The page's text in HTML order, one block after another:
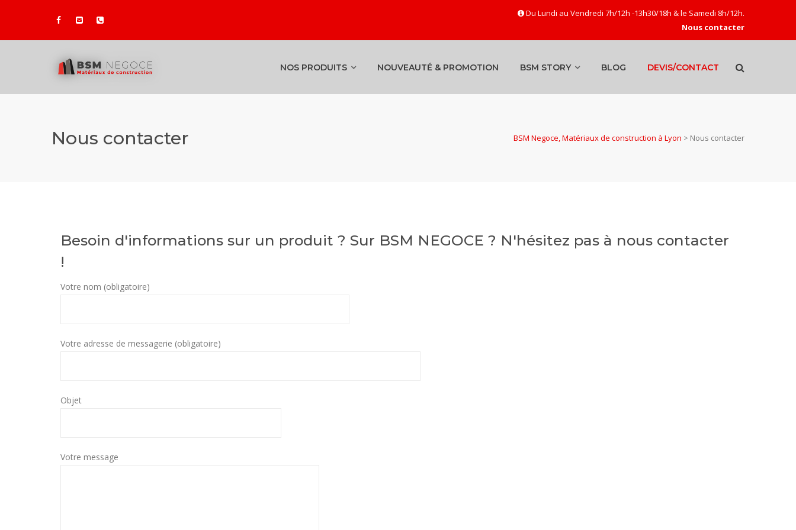
Du Lundi au Vendredi 7h/12h -13h30/18h & le Samedi 8h/12h.
Nous contacter
NOS PRODUITS NOUVEAUTÉ & PROMOTION BSM STORY BLOG DEVIS/CONTACT
Nous contacter BSM Negoce, Matériaux de construction à Lyon > Nous contacter
Besoin d'informations sur un produit ? Sur BSM NEGOCE ? N'hésitez pas à nous contacter
!
Votre nom (obligatoire)
Votre adresse de messagerie (obligatoire)
Objet
Votre message